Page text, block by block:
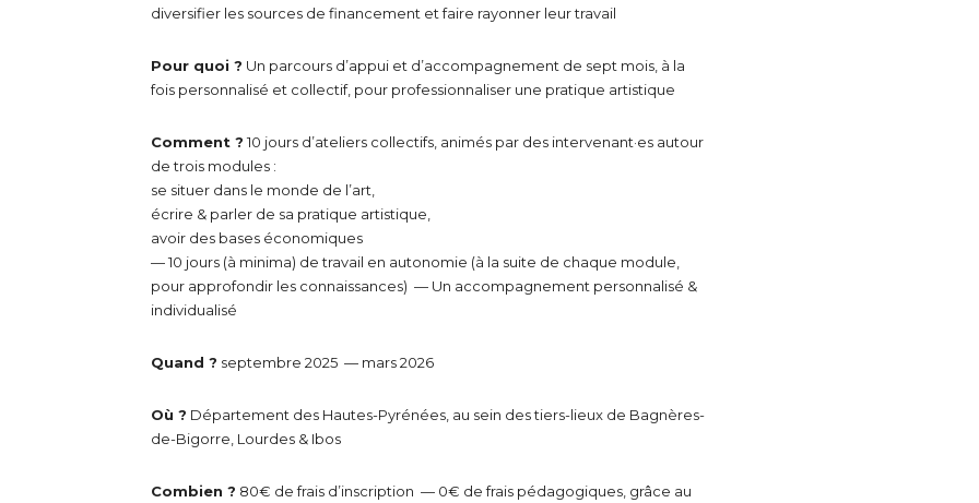
Nom
Prénom
Statut / Organisation
J'accepte les termes et conditions
* Champ obligatoire
Prénom
* Champ obligatoire
diversifier les sources de financement et faire rayonner leur travail
Pour quoi ? Un parcours d’appui et d’accompagnement de sept mois, à la
fois personnalisé et collectif, pour professionnaliser une pratique artistique
Comment ? 10 jours d’ateliers collectifs, animés par des intervenant·es autour
de trois modules :
se situer dans le monde de l’art,
écrire & parler de sa pratique artistique,
avoir des bases économiques
— 10 jours (à minima) de travail en autonomie (à la suite de chaque module,
pour approfondir les connaissances) — Un accompagnement personnalisé &
individualisé
Quand ? septembre 2025 — mars 2026
Où ? Département des Hautes-Pyrénées, au sein des tiers-lieux de Bagnères-
de-Bigorre, Lourdes & Ibos
Combien ? 80€ de frais d’inscription — 0€ de frais pédagogiques, grâce au